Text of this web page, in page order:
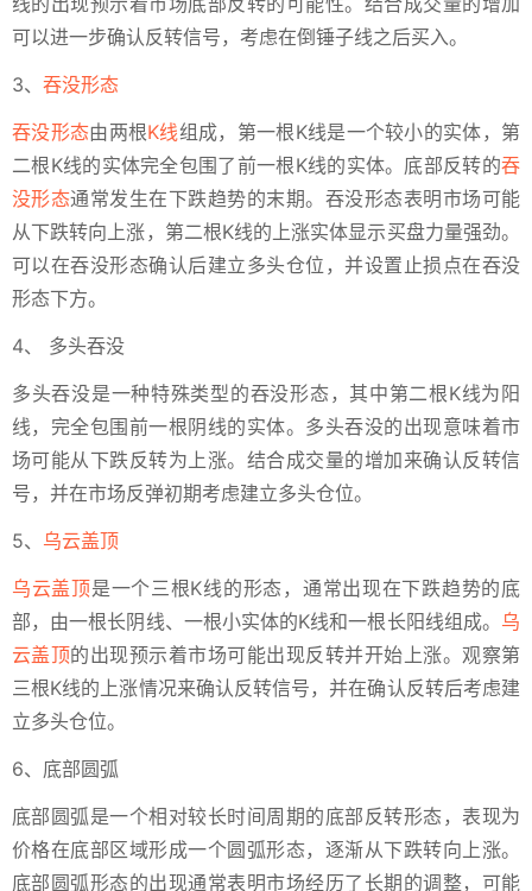
可以进一步确认反转信号，考虑在倒锤子线之后买入。
3、 吞没形态
吞没形态由两根K线组成，第一根K线是一个较小的实体，第
二根K线的实体完全包围了前一根K线的实体。底部反转的吞
没形态通常发生在下跌趋势的末期。吞没形态表明市场可能
从下跌转向上涨，第二根K线的上涨实体显示买盘力量强劲。
可以在吞没形态确认后建立多头仓位，并设置止损点在吞没
形态下方。
4、 多头吞没
多头吞没是一种特殊类型的吞没形态，其中第二根K线为阳
线，完全包围前一根阴线的实体。多头吞没的出现意味着市
场可能从下跌反转为上涨。结合成交量的增加来确认反转信
号，并在市场反弹初期考虑建立多头仓位。
5、 乌云盖顶
乌云盖顶是一个三根K线的形态，通常出现在下跌趋势的底
部，由一根长阴线、一根小实体的K线和一根长阳线组成。 乌
云盖顶的出现预示着市场可能出现反转并开始上涨。观察第
三根K线的上涨情况来确认反转信号，并在确认反转后考虑建
立多头仓位。
6、底部圆弧
底部圆弧是一个相对较长时间周期的底部反转形态，表现为
价格在底部区域形成一个圆弧形态，逐渐从下跌转向上涨。
底部圆弧形态的出现通常表明市场经历了长期的调整，可能